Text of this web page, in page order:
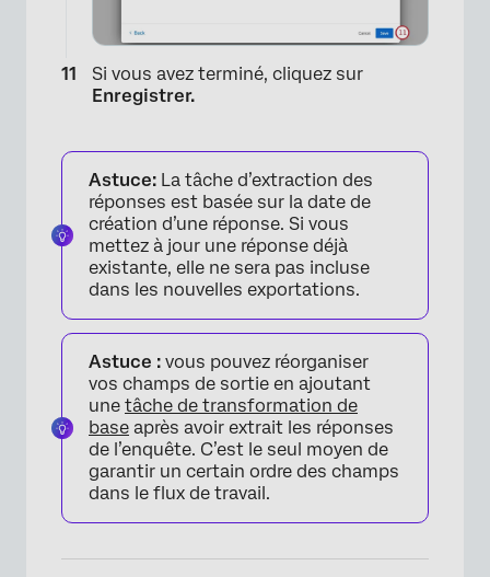
Si vous avez terminé, cliquez sur
Enregistrer.
Astuce: La tâche d’extraction des
réponses est basée sur la date de
création d’une réponse. Si vous
mettez à jour une réponse déjà
existante, elle ne sera pas incluse
dans les nouvelles exportations.
Astuce : vous pouvez réorganiser
vos champs de sortie en ajoutant
une tâche de transformation de
base après avoir extrait les réponses
de l’enquête. C’est le seul moyen de
garantir un certain ordre des champs
dans le flux de travail.